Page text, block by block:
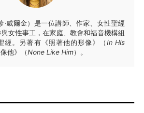
·威爾金）是一位講師、作家、女性聖經
女性事工，在家庭、教會和福音機構組
經。另著有《照著他的形像》（In His
他》（None Like Him）。